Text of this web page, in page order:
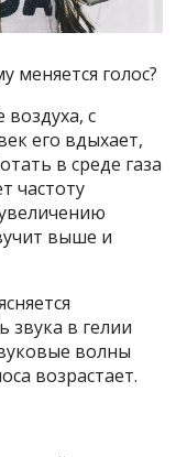
меняется голос?
с
его вдыхает,
в среде газа
частоту
выше и
звука в гелии
волны
возрастает.